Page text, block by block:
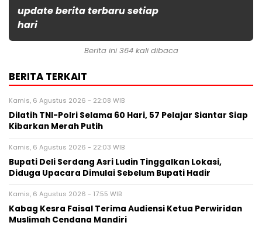
update berita terbaru setiap
hari
Berita ini 364 kali dibaca
BERITA TERKAIT
Kamis, 6 Agustus 2026 - 22:08 WIB
Dilatih TNI-Polri Selama 60 Hari, 57 Pelajar Siantar Siap
Kibarkan Merah Putih
Kamis, 6 Agustus 2026 - 22:03 WIB
Bupati Deli Serdang Asri Ludin Tinggalkan Lokasi,
Diduga Upacara Dimulai Sebelum Bupati Hadir
Kamis, 6 Agustus 2026 - 17:55 WIB
Kabag Kesra Faisal Terima Audiensi Ketua Perwiridan
Muslimah Cendana Mandiri